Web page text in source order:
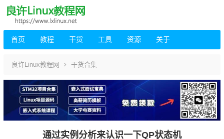
首页 教程 干货 工具 资源 关于
良许Linux教程网 干货合集
通过实例分析来认识一下QP状态机